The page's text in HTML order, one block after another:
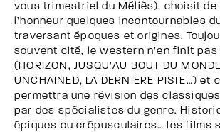
vous trimestriel du Méliès), choisit de
l’honneur quelques incontournables
traversant époques et origines.
souvent cité, le western n’en finit pas
(HORIZON, JUSQU’AU BOUT DU
UNCHAINED, LA DERNIERE PISTE…) et
permettra une révision des
par des spécialistes du genre.
épiques ou crépusculaires… les films